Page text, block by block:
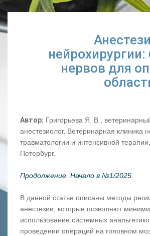
нервов для
Автор: Григорьева Я. В.,
анестезиолог, Ветеринарная клиника
травматологии и интенсивной
Петербург.
Продолжение. Начало в №1/2025.
В данной статье описаны методы
анестезии, которые позволяют
использование системных
проведении операций на головном